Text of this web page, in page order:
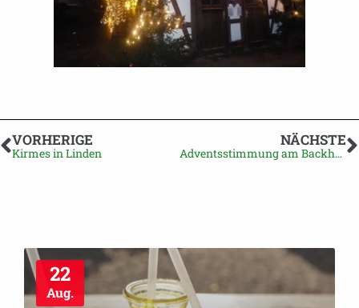
VORHERIGE
Kirmes in Linden
NÄCHSTE
Adventsstimmung am Backhaus Streufdorf
22
Aug.